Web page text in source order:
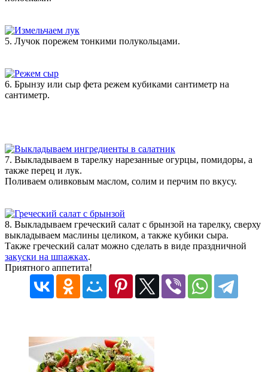
5. Лучок порежем тонкими полукольцами.
6. Брынзу или сыр фета режем кубиками сантиметр на
сантиметр.
7. Выкладываем в тарелку нарезанные огурцы, помидоры, а
также перец и лук.
Поливаем оливковым маслом, солим и перчим по вкусу.
8. Выкладываем греческий салат с брынзой на тарелку, сверху
выкладываем маслины целиком, а также кубики сыра.
Также греческий салат можно сделать в виде праздничной
закуски на шпажках.
Приятного аппетита!